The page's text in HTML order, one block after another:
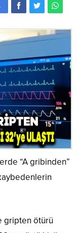
“A gribinden”
gripten ötürü